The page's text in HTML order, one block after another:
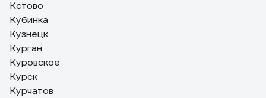
Кстово
Кубинка
Кузнецк
Курган
Куровское
Курск
Курчатов